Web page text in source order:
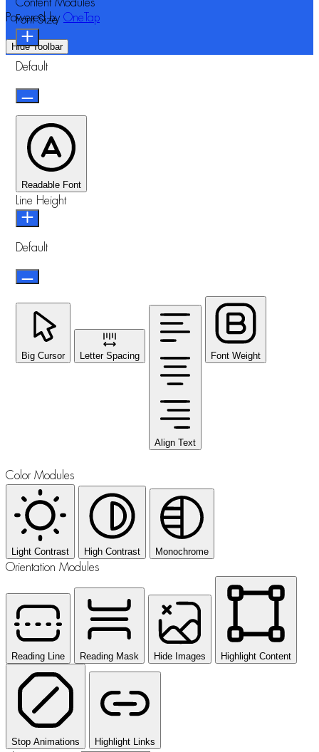
Powered by OneTap
Hide Toolbar
Content Modules
Font Size
Default
Readable Font
Line Height
Default
Big Cursor Letter Spacing
Align Text
Font Weight
Color Modules
Light Contrast High Contrast Monochrome
Orientation Modules
Reading Line Reading Mask Hide Images Highlight Content
Stop Animations Highlight Links